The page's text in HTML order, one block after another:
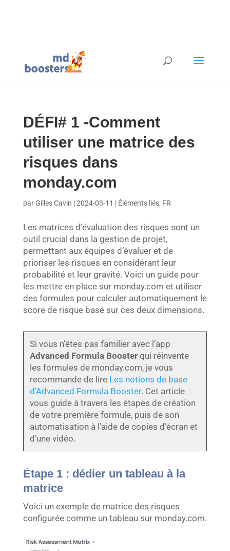
DÉFI# 1 -Comment
utiliser une matrice des
risques dans
monday.com
par Gilles Cavin | 2024-03-11 | Éléments liés, FR
Les matrices d’évaluation des risques sont un
outil crucial dans la gestion de projet,
permettant aux équipes d’évaluer et de
prioriser les risques en considérant leur
probabilité et leur gravité. Voici un guide pour
les mettre en place sur monday.com et utiliser
des formules pour calculer automatiquement le
score de risque basé sur ces deux dimensions.
Si vous n’êtes pas familier avec l’app
Advanced Formula Boosterqui réinvente
les formules de monday.com, je vous
recommande de lire Les notions de base
d’Advanced Formula Booster. Cet article
vous guide à travers les étapes de création
de votre première formule, puis de son
automatisation à l’aide de copies d’écran et
d’une vidéo.
Étape 1 : dédier un tableau à la
matrice
Voici un exemple de matrice des risques
configurée comme un tableau sur monday.com.